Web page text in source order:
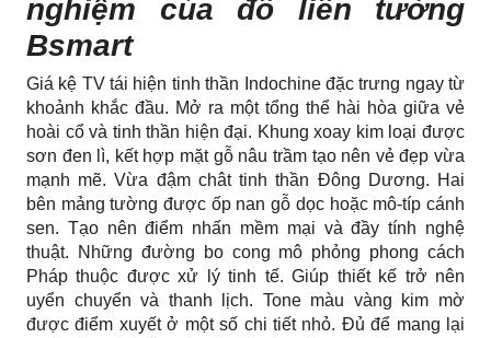
nghiệm của đồ liền tường
Bsmart
Giá kệ TV tái hiện tinh thần Indochine đặc trưng ngay từ
khoảnh khắc đầu. Mở ra một tổng thể hài hòa giữa vẻ
hoài cổ và tinh thần hiện đại. Khung xoay kim loại được
sơn đen lì, kết hợp mặt gỗ nâu trầm tạo nên vẻ đẹp vừa
mạnh mẽ. Vừa đậm chât tinh thần Đông Dương. Hai
bên mảng tường được ốp nan gỗ dọc hoặc mô-típ cánh
sen. Tạo nên điểm nhấn mềm mại và đầy tính nghệ
thuật. Những đường bo cong mô phỏng phong cách
Pháp thuộc được xử lý tinh tế. Giúp thiết kế trở nên
uyển chuyển và thanh lịch. Tone màu vàng kim mờ
được điểm xuyết ở một số chi tiết nhỏ. Đủ để mang lại